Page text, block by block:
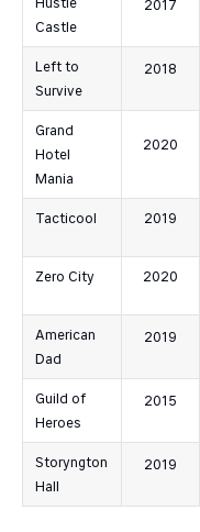
Castle
2017
Left to
Survive
2018
Grand
Hotel
Mania
2020
Tacticool 2019
Zero City 2020
American
Dad
2019
Guild of
Heroes
2015
Storyngton
Hall
2019